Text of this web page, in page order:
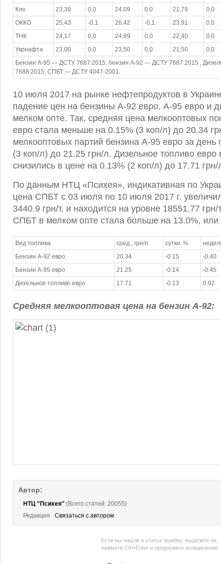
Кло
23,39 0,0 24,09 0,0 21,79
0,0
ОККО
25,43 -0,1 26,42 -0,1 23,91
0,0
ТНК
24,17 0,0 24,69 0,0 22,40
0,0
Укрнафта
23,00 0,0 23,50 0,0 21,50
0,0
Бензин А-95 — ДСТУ 7687:2015, бензин А-92 — ДСТУ 7687:2015 ,
7688:2015, СПБТ — ДСТУ 4047-2001.
10 июля 2017 на рынке нефтепродуктов в
падение цен на бензины А-92 евро, А-95 евро и
мелком опте. Так, средняя цена мелкооптовых
евро стала меньше на 0.15% (3 коп/л) до 20.34
мелкооптовых партий бензина А-95 евро за день
(3 коп/л) до 21.25 грн/л. Дизельное топливо евро
снизились в цене на 0.13% (2 коп/л) до 17.71 грн/
По данным НТЦ «Психея», индикативная по
цена СПБТ c 03 июля по 10 июля 2017 г.
3440.9 грн/т, и находится на уровне 18551.77
СПБТ в мелком опте стала больше на 13.0%, или
Вид топлива сред., грн/л сутки, %
Бензин А-92 евро
20.34 -0.15
-0.40
Бензин А-95 евро
21.25 -0.14
-0.45
Дизельное топливо евро
17.71 -0.13 0.92
Средняя мелкооптовая цена на бензин А-92:
Автор:
НТЦ "Психея" (Всего статей: 20055)
Редакция
Связаться с автором
Если вы нашли в статье ошибку, выделите ее,
нажмите Ctrl+Enter и предложите исправление